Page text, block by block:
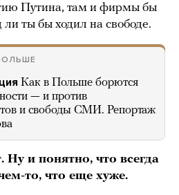
Путина, там и фирмы бы
ты бы ходил на свободе.
Как в Польше борются
— и против
и свободы СМИ. Репортаж
Ну и понятно, что всегда
то, что еще хуже.